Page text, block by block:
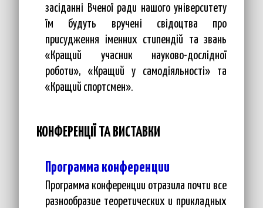
засіданні Вченої ради нашого університету
їм будуть вручені свідоцтва про
присудження іменних стипендій та звань
«Кращий учасник науково-дослідної
роботи», «Кращий у самодіяльності» та
«Кращий спортсмен».
КОНФЕРЕНЦІЇ ТА ВИСТАВКИ
Программа конференции
Программа конференции отразила почти все
разнообразие теоретических и прикладных